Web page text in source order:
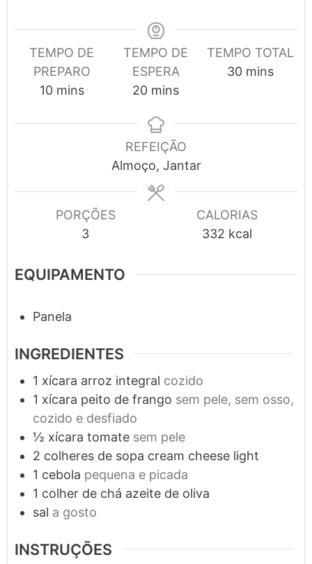
TEMPO DE
PREPARO
10minutes
mins
TEMPO DE
ESPERA
20minutes
mins
TEMPO TOTAL
30minutes
mins
REFEIÇÃO
Almoço, Jantar
PORÇÕES
3
CALORIAS
332 kcal
EQUIPAMENTO
Panela
INGREDIENTES
1 xícara arroz integral cozido
1 xícara peito de frango sem pele, sem osso,
cozido e desfiado
½ xícara tomate sem pele
2 colheres de sopa cream cheese light
1 cebola pequena e picada
1 colher de chá azeite de oliva
sal a gosto
INSTRUÇÕES